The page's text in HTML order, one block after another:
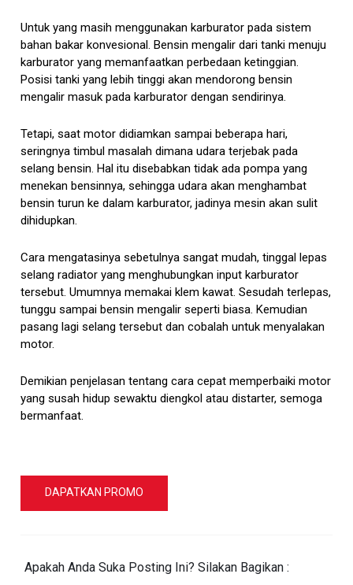
Untuk yang masih menggunakan karburator pada sistem
bahan bakar konvesional. Bensin mengalir dari tanki menuju
karburator yang memanfaatkan perbedaan ketinggian.
Posisi tanki yang lebih tinggi akan mendorong bensin
mengalir masuk pada karburator dengan sendirinya.
Tetapi, saat motor didiamkan sampai beberapa hari,
seringnya timbul masalah dimana udara terjebak pada
selang bensin. Hal itu disebabkan tidak ada pompa yang
menekan bensinnya, sehingga udara akan menghambat
bensin turun ke dalam karburator, jadinya mesin akan sulit
dihidupkan.
Cara mengatasinya sebetulnya sangat mudah, tinggal lepas
selang radiator yang menghubungkan input karburator
tersebut. Umumnya memakai klem kawat. Sesudah terlepas,
tunggu sampai bensin mengalir seperti biasa. Kemudian
pasang lagi selang tersebut dan cobalah untuk menyalakan
motor.
Demikian penjelasan tentang cara cepat memperbaiki motor
yang susah hidup sewaktu diengkol atau distarter, semoga
bermanfaat.
DAPATKAN PROMO
Apakah Anda Suka Posting Ini? Silakan Bagikan :